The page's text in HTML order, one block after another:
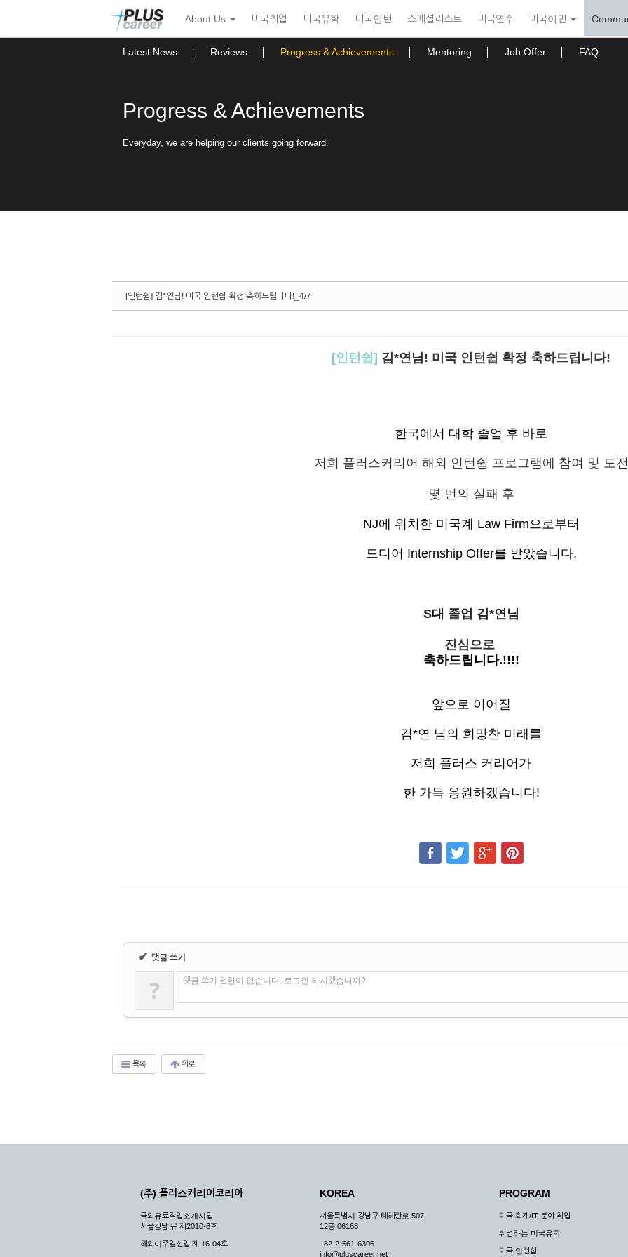
뉴
토
About Us 미국취업 미국유학 미국인턴 스페셜리스트 미국연수 미국이민
Latest News Reviews Progress & Achievements Mentoring Job Offer FAQ
Progress & Achievements
Everyday, we are helping our clients going forward.
[인턴쉽] 김*연님! 미국 인턴쉽 확정 축하드립니다!_4/7
[인턴쉽] 김*연님! 미국 인턴쉽 확정 축하드립니다!
한국에서 대학 졸업 후 바로
저희 플러스커리어 해외 인턴쉽 프로그램에 참여 및 도
몇 번의 실패 후
NJ에 위치한 미국계 Law Firm으로부터
드디어 Internship Offer를 받았습니다.
S대 졸업 김*연님
진심으로
축하드립니다.!!!!
앞으로 이어질
김*연 님의 희망찬 미래를
저희 플러스 커리어가
한 가득 응원하겠습니다!
✔ 댓글 쓰기
? 댓글 쓰기 권한이 없습니다. 로그인 하시겠습니까?
목록 위로
(주) 플러스커리어코리아
국외유료직업소개사업
서울강남 유 제2010-6호
해외이주알선업 제 16-04호
KOREA
서울특별시 강남구 테헤란로 507
12층 06168
+82-2-561-6306
info@pluscareer.net
PROGRAM
미국 회계/IT 분야 취업
취업하는 미국유학
미국 인턴십